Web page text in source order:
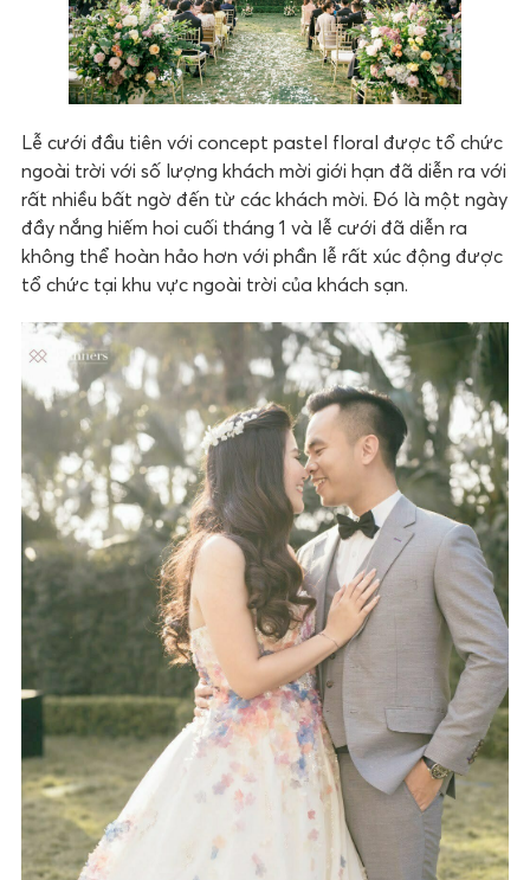
Lễ cưới đầu tiên với concept pastel floral được tổ chức
ngoài trời với số lượng khách mời giới hạn đã diễn ra với
rất nhiều bất ngờ đến từ các khách mời. Đó là một ngày
đầy nắng hiếm hoi cuối tháng 1 và lễ cưới đã diễn ra
không thể hoàn hảo hơn với phần lễ rất xúc động được
tổ chức tại khu vực ngoài trời của khách sạn.